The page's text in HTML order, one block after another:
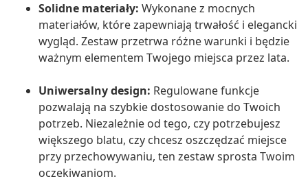
Solidne materiały: Wykonane z mocnych
materiałów, które zapewniają trwałość i elegancki
wygląd. Zestaw przetrwa różne warunki i będzie
ważnym elementem Twojego miejsca przez lata.
Uniwersalny design: Regulowane funkcje
pozwalają na szybkie dostosowanie do Twoich
potrzeb. Niezależnie od tego, czy potrzebujesz
większego blatu, czy chcesz oszczędzać miejsce
przy przechowywaniu, ten zestaw sprosta Twoim
oczekiwaniom.